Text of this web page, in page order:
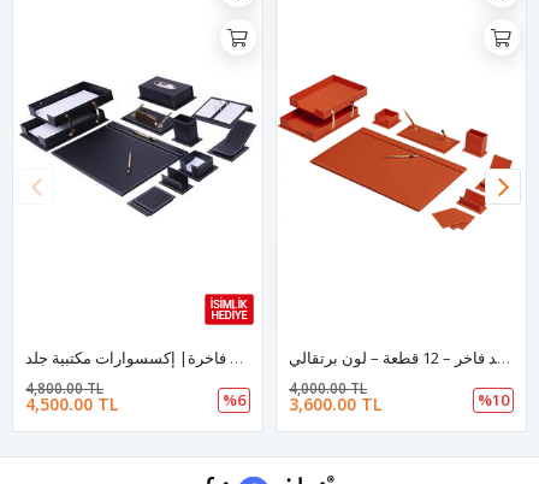
طقم مكتب جلد راقي 14– قطعة لون اسود مع لوحة اسم مخصصة باسمك | إكسسوارات مكتبية فاخرة| إكسسوارات مكتبية جلد
4,500.00 TL
4,800.00 TL
%6
طقم مكتب جلد فاخر – 12 قطعة – لون برتقالي
3,600.00 TL
4,000.00 TL
%10